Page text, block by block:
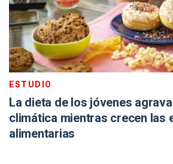
ESTUDIO
La dieta de los jóvenes
climática mientras crecen las
alimentarias